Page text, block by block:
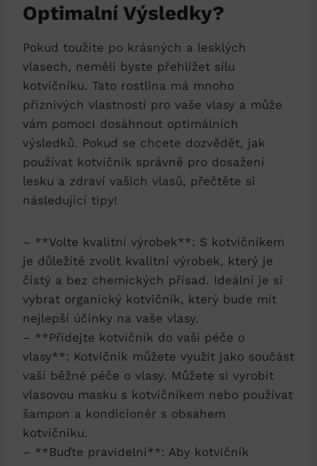
Optimalní Výsledky?
Pokud toužíte po krásných a lesklých
vlasech, neměli byste přehlížet sílu
kotvičníku. Tato rostlina má mnoho
příznivých vlastností pro vaše vlasy a může
vám pomoci dosáhnout optimálních
výsledků. Pokud se chcete dozvědět, jak
používat kotvičník správně pro dosažení
lesku a zdraví vašich vlasů, přečtěte si
následující tipy!
– **Volte kvalitní výrobek**: S kotvičníkem
je důležité zvolit kvalitní výrobek, který je
čistý a bez chemických přísad. Ideální je si
vybrat organický kotvičník, který bude mít
nejlepší účinky na vaše vlasy.
– **Přidejte kotvičník do vaší péče o
vlasy**: Kotvičník můžete využít jako součást
vaší běžné péče o vlasy. Můžete si vyrobit
vlasovou masku s kotvičníkem nebo používat
šampon a kondicionér s obsahem
kotvičníku.
– **Buďte pravidelní**: Aby kotvičník